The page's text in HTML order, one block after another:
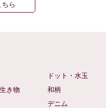
ら
ドット・水玉
き物
和柄
デニム